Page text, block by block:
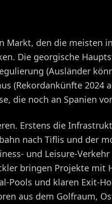
Markt, den die meisten
Die georgische
(Ausländer
(Rekordankünfte 2024
die noch an Spanien
Erstens die
nach Tiflis und der
und Leisure-
bringen Projekte mit
Pools und klaren Exit-
aus dem Golfraum,